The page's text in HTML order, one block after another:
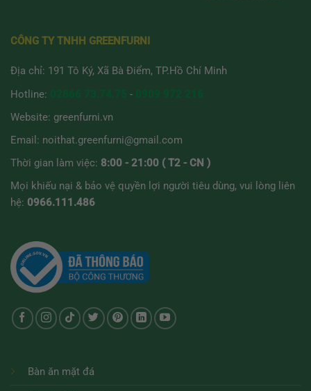
CÔNG TY TNHH GREENFURNI
Địa chỉ: 191 Tô Ký, Xã Bà Điểm, TP.Hồ Chí Minh
Hotline:
-
Website: greenfurni.vn
Email: noithat.greenfurni@gmail.com
Thời gian làm việc: 8:00 - 21:00 ( T2 - CN )
Mọi khiếu nại & bảo vệ quyền lợi người tiêu dùng, vui lòng liên
hệ: 0966.111.486
Bàn ăn mặt đá